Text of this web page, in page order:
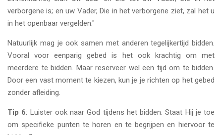
verborgene is; en uw Vader, Die in het verborgene ziet, zal het u
in het openbaar vergelden."
Natuurlijk mag je ook samen met anderen tegelijkertijd bidden.
Vooral voor eenparig gebed is het ook krachtig om met
meerdere te bidden. Maar reserveer wel een tijd om te bidden.
Door een vast moment te kiezen, kun je je richten op het gebed
zonder afleiding.
Tip 6: Luister ook naar God tijdens het bidden. Staat Hij je toe
om specifieke punten te horen en te begrijpen en hiervoor te